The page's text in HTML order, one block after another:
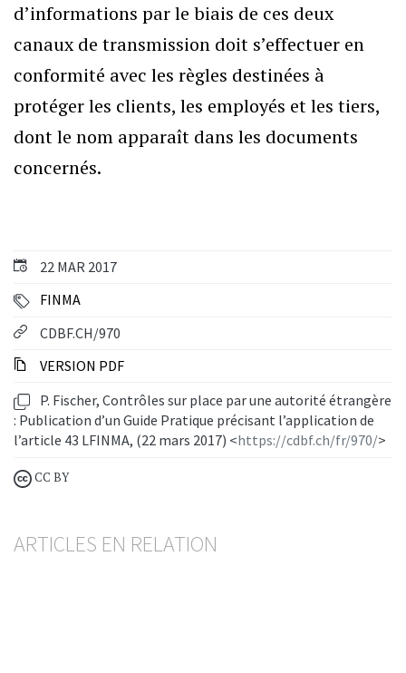
22 MAR 2017
FINMA
CDBF.CH/970
VERSION PDF
P. Fischer, Contrôles sur place par une autorité étrangère
: Publication d’un Guide Pratique précisant l’application de
l’article 43 LFINMA, (22 mars 2017) <https://cdbf.ch/fr/970/>
CC BY
ARTICLES EN RELATION
d’informations par le biais de ces deux
canaux de transmission doit s’effectuer en
conformité avec les règles destinées à
protéger les clients, les employés et les tiers,
dont le nom apparaît dans les documents
concernés.